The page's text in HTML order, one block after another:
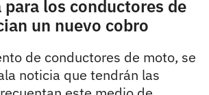
los conductores de
un nuevo cobro
de conductores de moto, se
noticia que tendrán las